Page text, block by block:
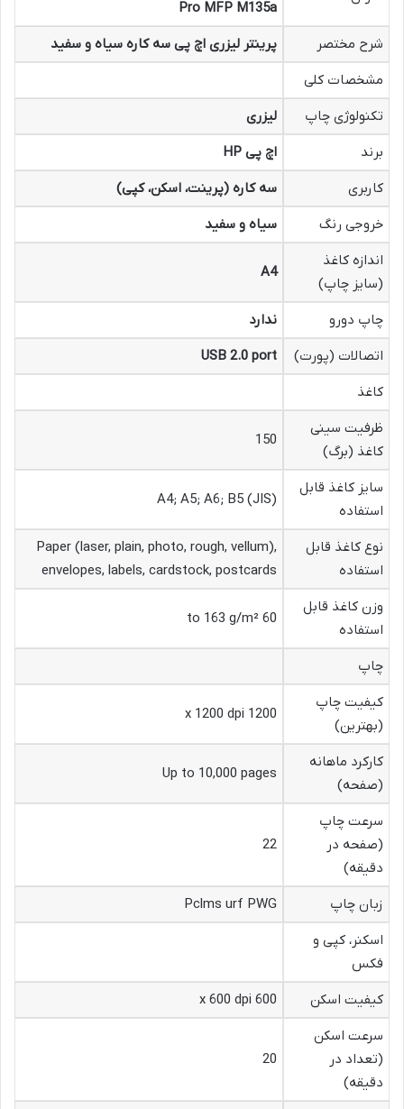
Pro MFP M135a
شرح مختصر
پرینتر لیزری اچ پی سه کاره سیاه و سفید
مشخصات کلی
تکنولوژی چاپ
لیزری
برند
اچ پی HP
کاربری
سه کاره (پرینت، اسکن، کپی)
خروجی رنگ
سیاه و سفید
اندازه کاغذ
(سایز چاپ)
A4
چاپ دورو
ندارد
اتصالات (پورت)
USB 2.0 port
کاغذ
ظرفیت سینی
کاغذ (برگ)
150
سایز کاغذ قابل
استفاده
A4; A5; A6; B5 (JIS)
نوع کاغذ قابل
استفاده
Paper (laser, plain, photo, rough, vellum),
envelopes, labels, cardstock, postcards
وزن کاغذ قابل
استفاده
60 to 163 g/m²
چاپ
کیفیت چاپ
(بهترین)
1200 x 1200 dpi
کارکرد ماهانه
(صفحه)
Up to 10,000 pages
سرعت چاپ
(صفحه در
دقیقه)
22
زبان چاپ
Pclms urf PWG
اسکنر، کپی و
فکس
کیفیت اسکن
600 x 600 dpi
سرعت اسکن
(تعداد در
دقیقه)
20